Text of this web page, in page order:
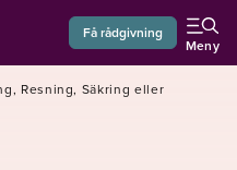
Få rådgivning
Meny
Resning, Säkring eller